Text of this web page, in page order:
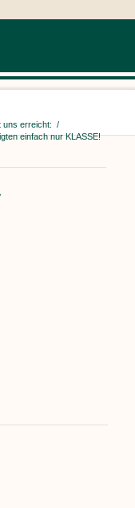
uns erreicht: /
einfach nur KLASSE!